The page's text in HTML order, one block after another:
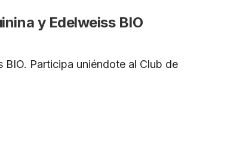
y Edelweiss BIO
BIO. Participa uniéndote al Club de